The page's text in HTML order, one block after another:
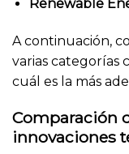
Renewable
A continuación,
varias categorías
cuál es la más
Comparación
innovaciones